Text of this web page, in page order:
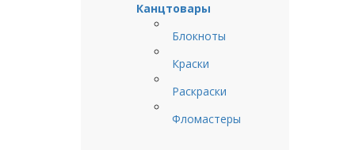
Канцтовары
Блокноты
Краски
Раскраски
Фломастеры